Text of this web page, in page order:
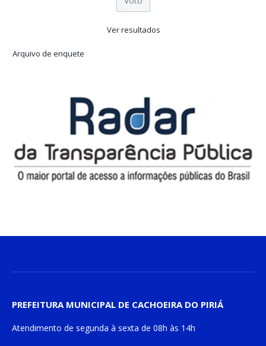
Ver resultados
Arquivo de enquete
PREFEITURA MUNICIPAL DE CACHOEIRA DO PIRIÁ
Atendimento de segunda à sexta de 08h às 14h